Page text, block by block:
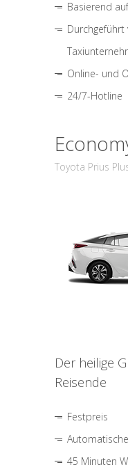
Basierend
Durchgeführt
Online- und
24/7-Hotline
Toyota Prius
Der heilige
Reisende
Festpreis
45 Minuten